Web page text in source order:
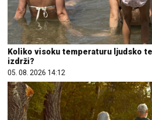
Koliko visoku temperaturu ljudsko
izdrži?
05. 08. 2026 14:12